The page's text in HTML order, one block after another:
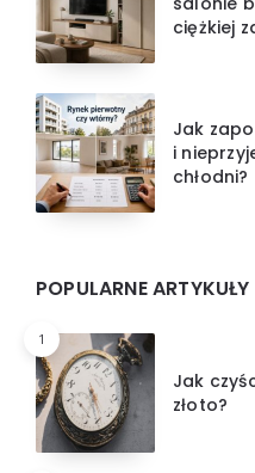
ciężkiej
Jak
i
chłodni?
POPULARNE ARTYKUŁY
1
Jak
złoto?